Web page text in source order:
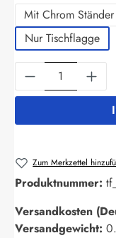
Mit Chrom Ständer
Nur Tischflagge
Produkt
Zum Merkzettel
Produktnummer:
Versandkosten
Versandgewicht: